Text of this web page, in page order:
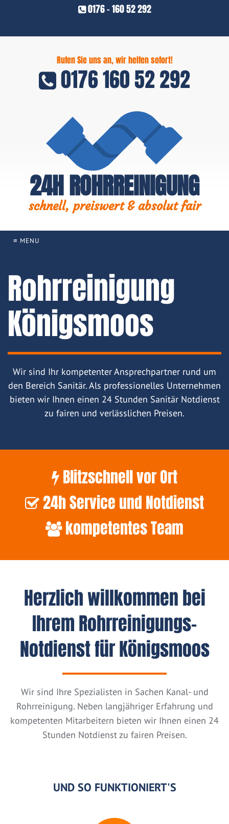
0176 - 160 52 292
Rufen Sie uns an, wir helfen sofort!
0176 160 52 292
24H ROHRREINIGUNG
schnell, preiswert & absolut fair
≡ MENU
Rohrreinigung
Königsmoos
Wir sind Ihr kompetenter Ansprechpartner rund um
den Bereich Sanitär. Als professionelles Unternehmen
bieten wir Ihnen einen 24 Stunden Sanitär Notdienst
zu fairen und verlässlichen Preisen.
Blitzschnell vor Ort
24h Service und Notdienst
kompetentes Team
Herzlich willkommen bei
Ihrem Rohrreinigungs-
Notdienst für Königsmoos
Wir sind Ihre Spezialisten in Sachen Kanal- und
Rohrreinigung. Neben langjähriger Erfahrung und
kompetenten Mitarbeitern bieten wir Ihnen einen 24
Stunden Notdienst zu fairen Preisen.
UND SO FUNKTIONIERT'S